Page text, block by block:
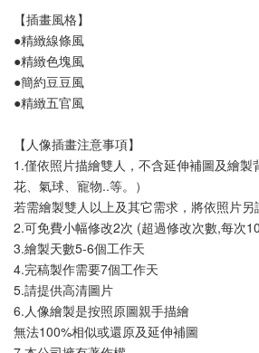
【插畫風格】
●精緻線條風
●精緻色塊風
●簡約豆豆風
●精緻五官風
【人像插畫注意事項】
1.僅依照片描繪雙人，不含延伸補圖及繪
花、氣球、寵物..等。）
若需繪製雙人以上及其它需求，將依照片另
2.可免費小幅修改2次 (超過修改次數,每次
3.繪製天數5-6個工作天
4.完稿製作需要7個工作天
5.請提供高清圖片
6.人像繪製是按照原圖親手描繪
無法100%相似或還原及延伸補圖